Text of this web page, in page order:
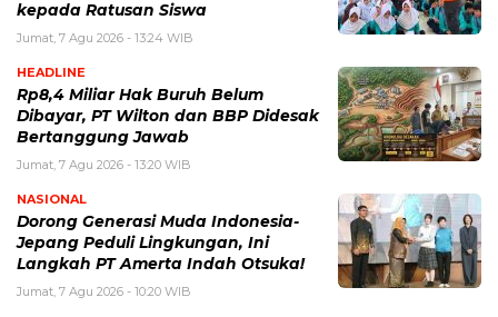
kepada Ratusan Siswa
Jumat, 7 Agu 2026 - 13:24 WIB
HEADLINE
Rp8,4 Miliar Hak Buruh Belum
Dibayar, PT Wilton dan BBP Didesak
Bertanggung Jawab
Jumat, 7 Agu 2026 - 13:20 WIB
NASIONAL
Dorong Generasi Muda Indonesia-
Jepang Peduli Lingkungan, Ini
Langkah PT Amerta Indah Otsuka!
Jumat, 7 Agu 2026 - 10:20 WIB